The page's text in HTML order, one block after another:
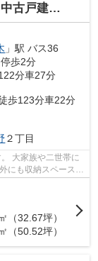
50.52坪
」駅 バス36
歩2分
分車27分
歩123分車22分
２丁目
大家族や二世帯に
にも収納スペースが
（32.67坪）
（50.52坪）